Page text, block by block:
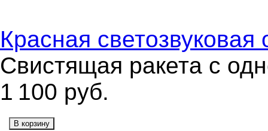
Красная светозвуковая
Свистящая ракета с
1 100 руб.
В корзину